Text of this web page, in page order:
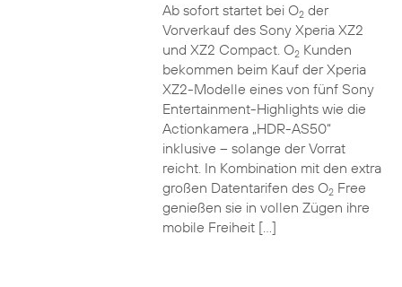
Ab sofort startet bei O2der
Vorverkauf des Sony Xperia XZ2
und XZ2 Compact. O2Kunden
bekommen beim Kauf der Xperia
XZ2-Modelle eines von fünf Sony
Entertainment-Highlights wie die
Actionkamera „HDR-AS50“
inklusive – solange der Vorrat
reicht. In Kombination mit den extra
großen Datentarifen des O2Free
genießen sie in vollen Zügen ihre
mobile Freiheit […]